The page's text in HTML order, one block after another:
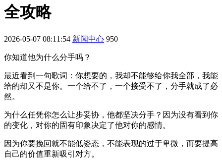
全攻略
2026-05-07 08:11:54 新闻中心 950
你知道他为什么分手吗？
最近看到一句歌词：你想要的，我却不能够给你我全部，我能
给的却又不是你。一个给不了，一个接受不了，分手就成了必
然。
为什么任凭你怎么让步妥协，他都坚决分手？因为没有看到你
的变化，对你的固有印象决定了他对你的感情。
因为你要挽回就不能低姿态，不能表现的过于卑微，而要提高
自己的价值重新吸引对方。